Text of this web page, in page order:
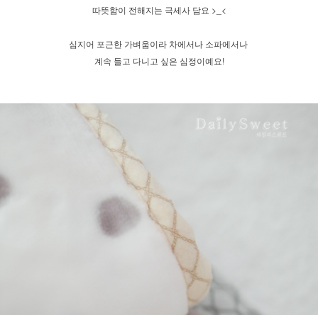
따뜻함이 전해지는 극세사 담요 >_<
심지어 포근한 가벼움이라 차에서나 소파에서나
계속 들고 다니고 싶은 심정이예요!